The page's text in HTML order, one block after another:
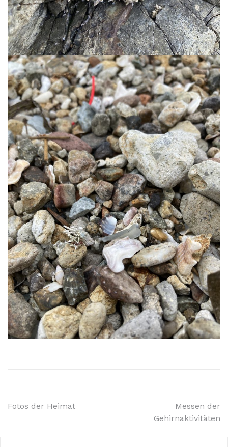
Beitragsnavigation
Fotos der Heimat
Messen der
Gehirnaktivitäten